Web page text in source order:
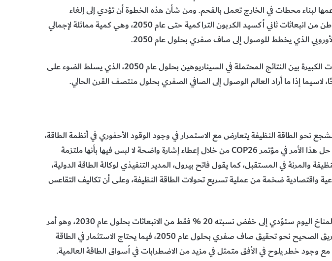
لبناء محطات في الخارج تعمل بالفحم. ومن شأن هذه الخطوة أن تؤدي إلى إلغاء
مشروعات توفر نحو 20 بليون طن من انبعاثات ثاني أكسيد الكربون التراكمية حتى عام 2050، وهي كمية مماثلة لإجمالي
الذي يخطط للوصول إلى صاف صفري بحلول عام 2050.
ويكشف التقرير عن الاختلافات الكبيرة بين النتائج المحتملة في السيناريوهين بحلول عام 2050، الذي يسلط الضوء على
لاسيما إذا ما أراد العالم الوصول إلى الصافي الصفري بحلول منتصف القرن الحالي.
نحو الطاقة النظيفة يتعارض مع الاستمرار في وجود الوقود الأحفوري في أنظمة الطاقة،
ومن ثم يتعين على الحكومات حل هذا الأمر في مؤتمر COP26 من خلال إعطاء إشارة واضحة لا لبس فيها بأنها ملتزمة
والمرنة في المستقبل، كما يقول فاتح بيرول، المدير التنفيذي لوكالة الطاقة الدولية،
واقتصادية ضخمة من عملية تسريع تحولات الطاقة النظيفة، وعلى أن تكاليف التقاعس
ووفقا لبيرول فإن “تعهدات المناخ اليوم ستؤدي إلى خفض نسبته 20 % فقط من الانبعاثات بحلول عام 2030، وهو أمر
ضروري لوضع العالم على الطريق الصحيح نحو تحقيق صاف صفري بحلول عام 2050، فيما يحتاج الاستثمار في الطاقة
مع وجود خطر يلوح في الأفق متمثل في مزيد من الاضطرابات في أسواق الطاقة العالمية.